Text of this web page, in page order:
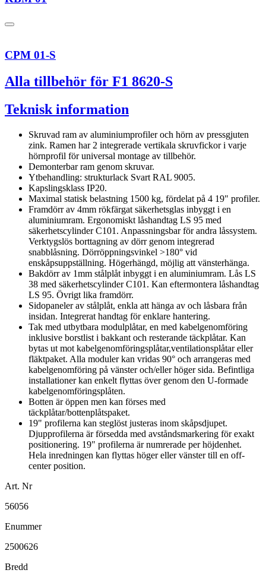
CPM 01-S
Alla tillbehör för F1 8620-S
Teknisk information
Skruvad ram av aluminiumprofiler och hörn av pressgjuten
zink. Ramen har 2 integrerade vertikala skruvfickor i varje
hörnprofil för universal montage av tillbehör.
Demonterbar ram genom skruvar.
Ytbehandling: strukturlack Svart RAL 9005.
Kapslingsklass IP20.
Maximal statisk belastning 1500 kg, fördelat på 4 19" profiler.
Framdörr av 4mm rökfärgat säkerhetsglas inbyggt i en
aluminiumram. Ergonomiskt låshandtag LS 95 med
säkerhetscylinder C101. Anpassningsbar för andra låssystem.
Verktygslös borttagning av dörr genom integrerad
snabblåsning. Dörröppningsvinkel >180° vid
enskåpsuppställning. Högerhängd, möjlig att vänsterhänga.
Bakdörr av 1mm stålplåt inbyggt i en aluminiumram. Lås LS
38 med säkerhetscylinder C101. Kan eftermontera låshandtag
LS 95. Övrigt lika framdörr.
Sidopaneler av stålplåt, enkla att hänga av och låsbara från
insidan. Integrerat handtag för enklare hantering.
Tak med utbytbara modulplåtar, en med kabelgenomföring
inklusive borstlist i bakkant och resterande täckplåtar. Kan
bytas ut mot kabelgenomföringsplåtar,ventilationsplåtar eller
fläktpaket. Alla moduler kan vridas 90° och arrangeras med
kabelgenomföring på vänster och/eller höger sida. Befintliga
installationer kan enkelt flyttas över genom den U-formade
kabelgenomföringsplåten.
Botten är öppen men kan förses med
täckplåtar/bottenplåtspaket.
19" profilerna kan steglöst justeras inom skåpsdjupet.
Djupprofilerna är försedda med avståndsmarkering för exakt
positionering. 19" profilerna är numrerade per höjdenhet.
Hela inredningen kan flyttas höger eller vänster till en off-
center position.
Art. Nr
56056
Enummer
2500626
Bredd